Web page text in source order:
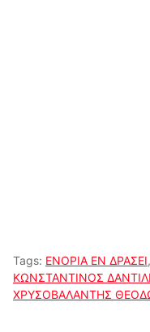
Tags: ΕΝΟΡΙΑ ΕΝ ΔΡΑΣΕΙ,
ΚΩΝΣΤΑΝΤΙΝΟΣ
ΧΡΥΣΟΒΑΛΑΝΤΗΣ